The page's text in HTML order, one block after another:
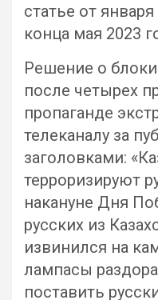
статье от
конца мая 2023
Решение о
после четырех
пропаганде
телеканалу за
заголовками:
терроризируют
накануне Дня
русских из
извинился на
лампасы
поставить